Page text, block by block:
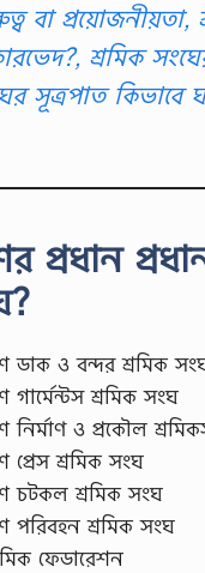
বা প্রয়োজনীয়তা,
শ্রমিক
সূত্রপাত কিভাবে
প্রধান
ডাক ও বন্দর শ্রমিক
গার্মেন্টস শ্রমিক সংঘ
নির্মাণ ও প্রকৌল
প্রেস শ্রমিক সংঘ
চটকল শ্রমিক সংঘ
পরিবহন শ্রমিক সংঘ
ফেডারেশন